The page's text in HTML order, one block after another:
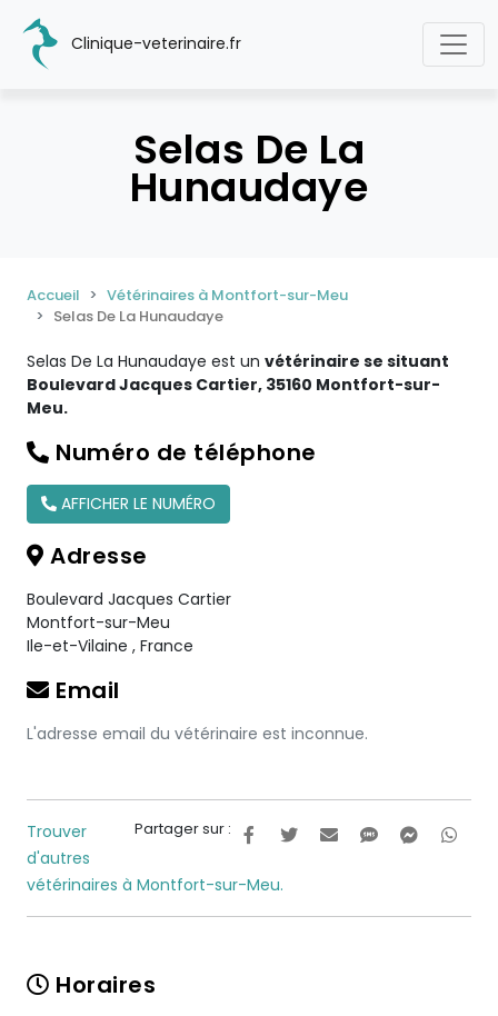
Clinique-veterinaire.fr
Selas De La
Hunaudaye
Accueil
Vétérinaires à Montfort-sur-Meu
Selas De La Hunaudaye
Selas De La Hunaudaye est un vétérinaire se situant
Boulevard Jacques Cartier, 35160 Montfort-sur-
Meu.
Numéro de téléphone
AFFICHER LE NUMÉRO
Adresse
Boulevard Jacques Cartier
Montfort-sur-Meu
Ile-et-Vilaine , France
Email
L'adresse email du vétérinaire est inconnue.
Partager sur :
Trouver
d'autres
vétérinaires à Montfort-sur-Meu.
Horaires